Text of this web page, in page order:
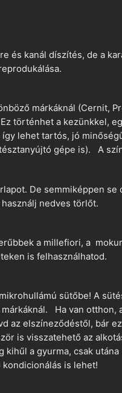
és kanál díszítés, de a
márkáknál (Cernit,
történhet a kezünkkel,
lehet tartós, jó
gépe is). A
De semmiképpen
nedves törlőt.
a millefiori, a
is felhasználhatod.
sütőbe! A
Ha van otthon,
az elszíneződéstől, bár
is visszatehető az
a gyurma, csak
is lehet!